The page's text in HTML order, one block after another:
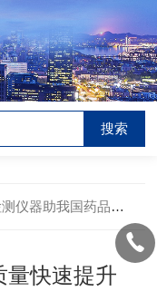
仪器助我国药品质量快速提升
量快速提升